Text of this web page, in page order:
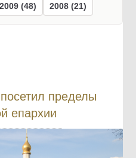
2009 (48) 2008 (21)
пределы
епархии